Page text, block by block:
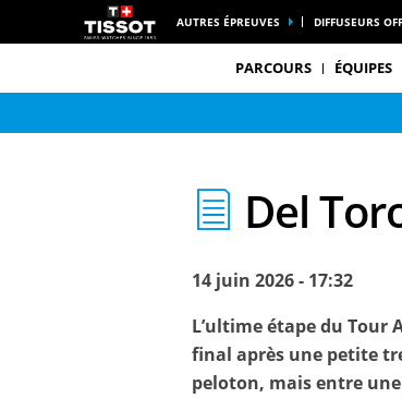
AUTRES ÉPREUVES DIFFUSEURS
PARCOURS ÉQUIPES
Del
14 juin 2026 - 17:32
L’ultime étape du Tour
final après une petite
peloton, mais entre